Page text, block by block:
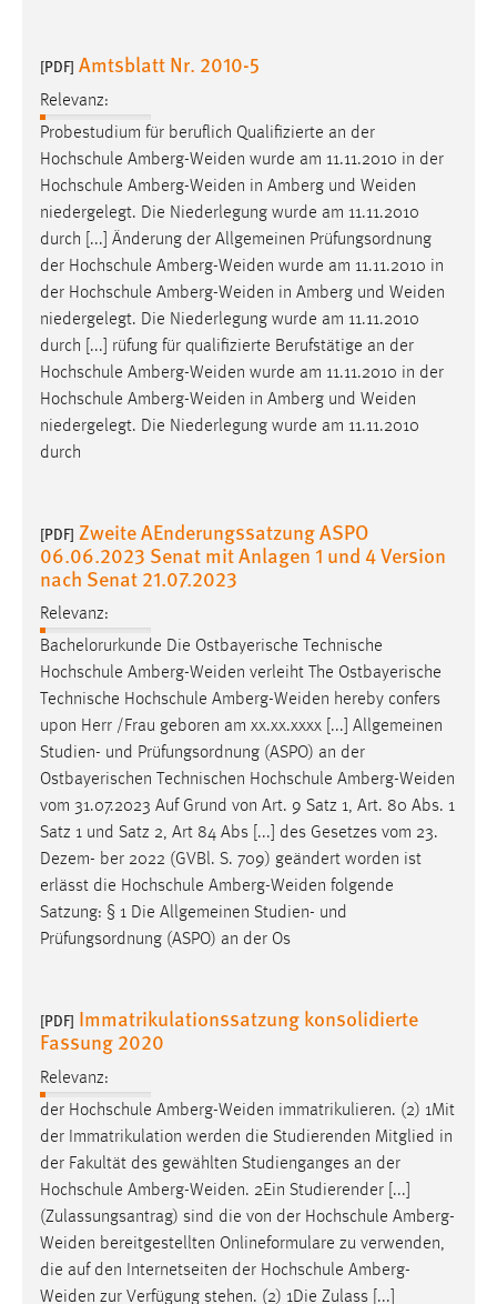
[PDF] Amtsblatt Nr. 2010-5
Relevanz:
Probestudium für beruflich Qualifizierte an der
Hochschule Amberg-Weiden wurde am 11.11.2010 in der
Hochschule Amberg-Weiden in Amberg und Weiden
niedergelegt. Die Niederlegung wurde am 11.11.2010
durch [...] Änderung der Allgemeinen Prüfungsordnung
der Hochschule Amberg-Weiden wurde am 11.11.2010 in
der Hochschule Amberg-Weiden in Amberg und Weiden
niedergelegt. Die Niederlegung wurde am 11.11.2010
durch [...] rüfung für qualifizierte Berufstätige an der
Hochschule Amberg-Weiden wurde am 11.11.2010 in der
Hochschule Amberg-Weiden in Amberg und Weiden
niedergelegt. Die Niederlegung wurde am 11.11.2010
durch
[PDF] Zweite AEnderungssatzung ASPO
06.06.2023 Senat mit Anlagen 1 und 4 Version
nach Senat 21.07.2023
Relevanz:
Bachelorurkunde Die Ostbayerische Technische
Hochschule Amberg-Weiden verleiht The Ostbayerische
Technische Hochschule Amberg-Weiden hereby confers
upon Herr /Frau geboren am xx.xx.xxxx [...] Allgemeinen
Studien- und Prüfungsordnung (ASPO) an der
Ostbayerischen Technischen Hochschule Amberg-Weiden
vom 31.07.2023 Auf Grund von Art. 9 Satz 1, Art. 80 Abs. 1
Satz 1 und Satz 2, Art 84 Abs [...] des Gesetzes vom 23.
Dezem- ber 2022 (GVBl. S. 709) geändert worden ist
erlässt die Hochschule Amberg-Weiden folgende
Satzung: § 1 Die Allgemeinen Studien- und
Prüfungsordnung (ASPO) an der Os
[PDF] Immatrikulationssatzung konsolidierte
Fassung 2020
Relevanz:
der Hochschule Amberg-Weiden immatrikulieren. (2) 1Mit
der Immatrikulation werden die Studierenden Mitglied in
der Fakultät des gewählten Studienganges an der
Hochschule Amberg-Weiden. 2Ein Studierender [...]
(Zulassungsantrag) sind die von der Hochschule Amberg-
Weiden bereitgestellten Onlineformulare zu verwenden,
die auf den Internetseiten der Hochschule Amberg-
Weiden zur Verfügung stehen. (2) 1Die Zulass [...]